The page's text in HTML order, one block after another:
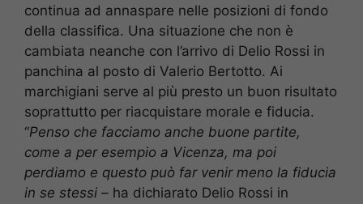
continua ad annaspare nelle posizioni di fondo
della classifica. Una situazione che non è
cambiata neanche con l’arrivo di Delio Rossi in
panchina al posto di Valerio Bertotto. Ai
marchigiani serve al più presto un buon risultato
soprattutto per riacquistare morale e fiducia.
“Penso che facciamo anche buone partite,
come a per esempio a Vicenza, ma poi
perdiamo e questo può far venir meno la fiducia
in se stessi – ha dichiarato Delio Rossi in